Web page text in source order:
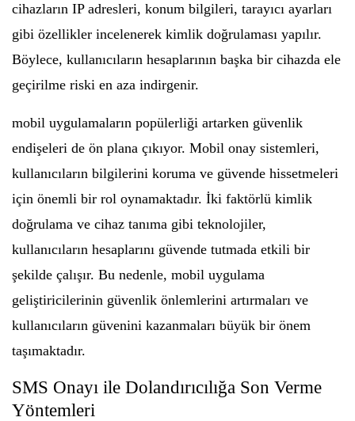
cihazların IP adresleri, konum bilgileri, tarayıcı ayarları
gibi özellikler incelenerek kimlik doğrulaması yapılır.
Böylece, kullanıcıların hesaplarının başka bir cihazda ele
geçirilme riski en aza indirgenir.
mobil uygulamaların popülerliği artarken güvenlik
endişeleri de ön plana çıkıyor. Mobil onay sistemleri,
kullanıcıların bilgilerini koruma ve güvende hissetmeleri
için önemli bir rol oynamaktadır. İki faktörlü kimlik
doğrulama ve cihaz tanıma gibi teknolojiler,
kullanıcıların hesaplarını güvende tutmada etkili bir
şekilde çalışır. Bu nedenle, mobil uygulama
geliştiricilerinin güvenlik önlemlerini artırmaları ve
kullanıcıların güvenini kazanmaları büyük bir önem
taşımaktadır.
SMS Onayı ile Dolandırıcılığa Son Verme
Yöntemleri